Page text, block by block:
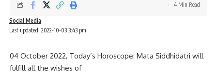
Last updated: 2022-10-03 3:43 pm
Social Media
4 Min Read
04 October 2022, Today’s Horoscope: Mata Siddhidatri will
fulfill all the wishes of